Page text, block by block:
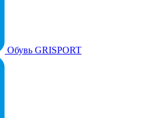
Обувь GRISPORT